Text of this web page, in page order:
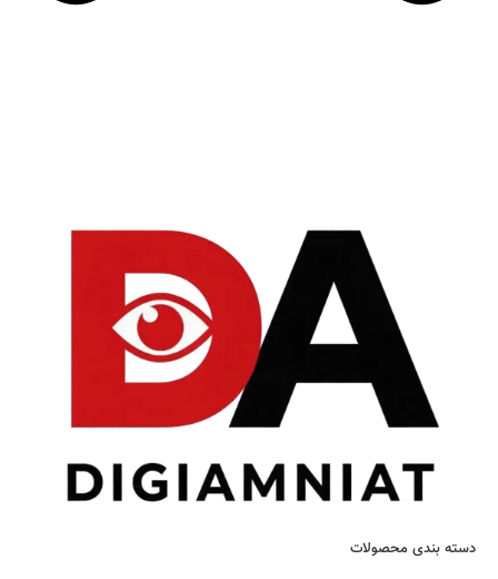
دسته بندی محصولات